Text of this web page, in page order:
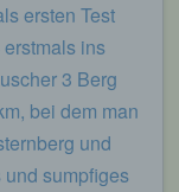
ersten Test
ins
3 Berg
bei dem man
und
sumpfiges